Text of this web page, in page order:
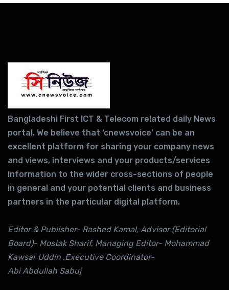
Bangladeshi First ICT & Telecom related daily News
portal. We believe that ‘cnewsvoice’ can be an
excellent platform for sharing your company news
and views, interviews and your products/services
information to the wider cross-sections of people
in general and your potential clients and business
partners in the particular digital platform.
Editor & Publisher- Rashed Kamal, Advisor (Editorial
Board)- Mostak Sharif, Managing Editor- Mohammad
Kawsar Uddin ,Executive Coordinator-
Abi Abdullah Sabuj